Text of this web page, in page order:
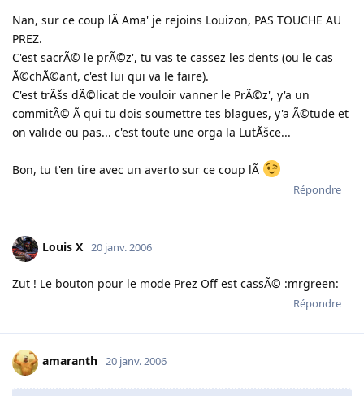
Nan, sur ce coup lÃ Ama' je rejoins Louizon, PAS TOUCHE AU
PREZ.
C'est sacrÃ© le prÃ©z', tu vas te cassez les dents (ou le cas
Ã©chÃ©ant, c'est lui qui va le faire).
C'est trÃšs dÃ©licat de vouloir vanner le PrÃ©z', y'a un
commitÃ© Ã qui tu dois soumettre tes blagues, y'a Ã©tude et
on valide ou pas... c'est toute une orga la LutÃšce...
Bon, tu t'en tire avec un averto sur ce coup lÃ
Répondre
Louis X 20 janv. 2006
Zut ! Le bouton pour le mode Prez Off est cassÃ© :mrgreen:
Répondre
amaranth 20 janv. 2006